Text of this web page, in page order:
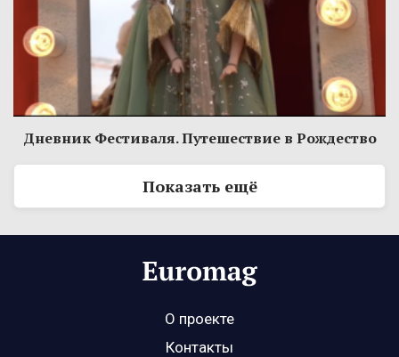
Дневник Фестиваля. Путешествие в Рождество
Показать ещё
О проекте
Контакты